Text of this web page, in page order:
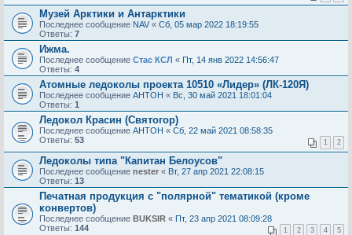
Музей Арктики и Антарктики
Последнее сообщение NAV « Сб, 05 мар 2022 18:19:55
Ответы: 7
Ижма.
Последнее сообщение Стас КСЛ « Пт, 14 янв 2022 14:56:47
Ответы: 4
Атомные ледоколы проекта 10510 «Лидер» (ЛК-120Я)
Последнее сообщение AHTOH « Вс, 30 май 2021 18:01:04
Ответы: 1
Ледокол Красин (Святогор)
Последнее сообщение AHTOH « Сб, 22 май 2021 08:58:35
Ответы: 53 1 2
Ледоколы типа "Капитан Белоусов"
Последнее сообщение nester « Вт, 27 апр 2021 22:08:15
Ответы: 13
Печатная продукция с "полярной" тематикой (кроме
конвертов)
Последнее сообщение BUKSIR « Пт, 23 апр 2021 08:09:28
Ответы: 144 1 2 3 4 5